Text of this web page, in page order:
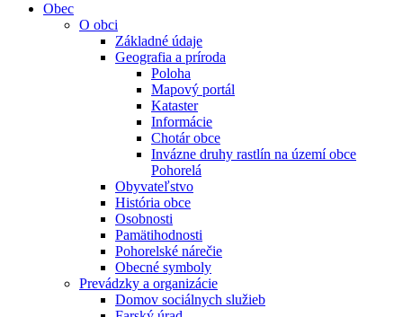
Obec
O obci
Základné údaje
Geografia a príroda
Poloha
Mapový portál
Kataster
Informácie
Chotár obce
Invázne druhy rastlín na území obce
Pohorelá
Obyvateľstvo
História obce
Osobnosti
Pamätihodnosti
Pohorelské nárečie
Obecné symboly
Prevádzky a organizácie
Domov sociálnych služieb